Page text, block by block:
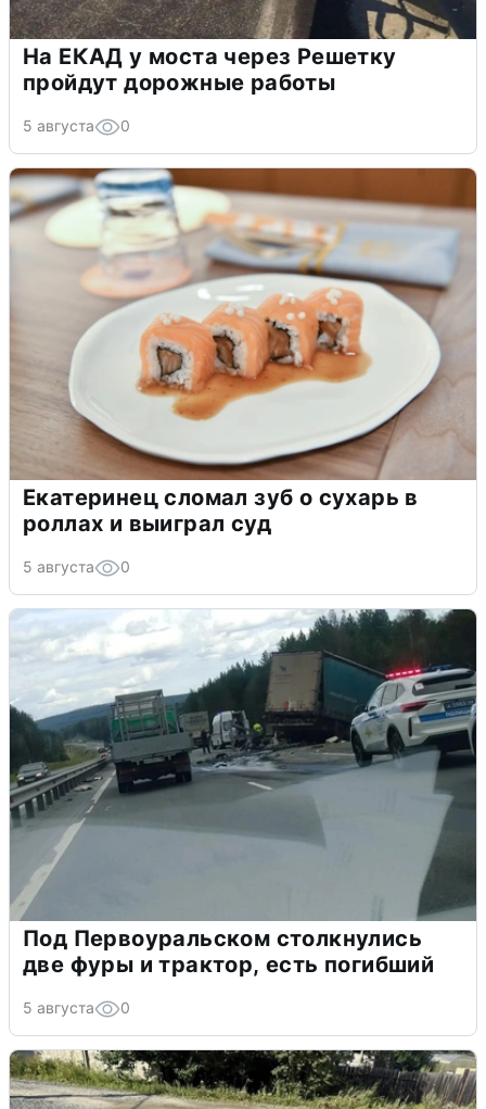
На ЕКАД у моста через Решетку
пройдут дорожные работы
5 августа 0
Екатеринец сломал зуб о сухарь в
роллах и выиграл суд
5 августа 0
Под Первоуральском столкнулись
две фуры и трактор, есть погибший
5 августа 0